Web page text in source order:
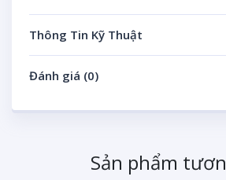
Thông Tin Kỹ Thuật
Đánh giá (0)
Sản phẩm